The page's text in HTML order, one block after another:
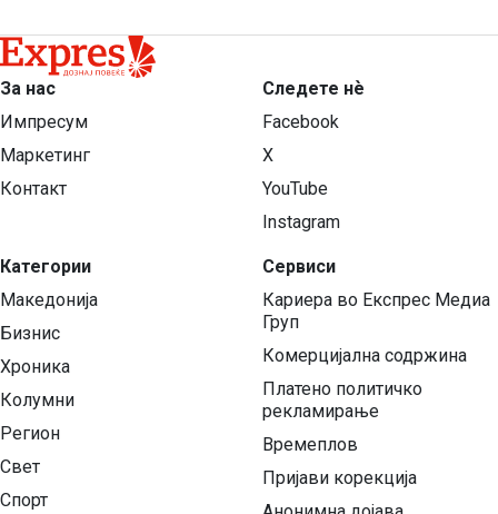
За нас
Импресум
Маркетинг
Контакт
Категории
Македонија
Бизнис
Хроника
Колумни
Регион
Свет
Спорт
Следете нѐ
Facebook
X
YouTube
Instagram
Сервиси
Кариера во Експрес Медиа
Груп
Комерцијална содржина
Платено политичко
рекламирање
Времеплов
Пријави корекција